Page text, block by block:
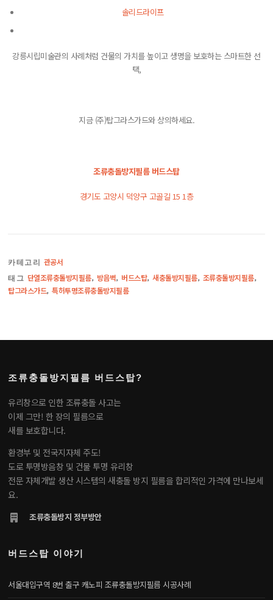
솔리드라이프
강릉시립미술관의 사례처럼 건물의 가치를 높이고 생명을 보호하는 스마트한 선
택,
지금 (주)탑그라스가드와 상의하세요.
조류충돌방지필름 버드스탑
경기도 고양시 덕양구 고골길 15 1층
카테고리 관공서
태그 단열조류충돌방지필름, 방음벽, 버드스탑,새충돌방지필름, 조류충돌방지필름,
탑그라스가드,특허투명조류충돌방지필름
조류충돌방지필름 버드스탑?
유리창으로 인한 조류충돌 사고는
이제 그만! 한 장의 필름으로
새를 보호합니다.
환경부 및 전국지자체 주도!
도로 투명방음창 및 건물 투명 유리창
전문 자체개발 생산 시스템의 새충돌 방지 필름을 합리적인 가격에 만나보세
요.
조류충돌방지 정부방안
버드스탑 이야기
서울대입구역 8번 출구 캐노피 조류충돌방지필름 시공사례